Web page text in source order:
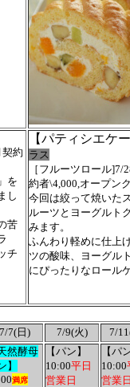
契約
を
し
苦
チ
【パティシエケ
ラス
［フルーツロール]7/
約者\4,000,オープン
今回は絞って焼いた
ルーツとヨーグルト
みます。
ふんわり軽めに仕上
ツの酸味、ヨーグル
にぴったりなロール
7/7(日) 7/9(火) 7/
然酵母
】
満席
【パン】
10:00平日
営業日
【パ
10:00
営業